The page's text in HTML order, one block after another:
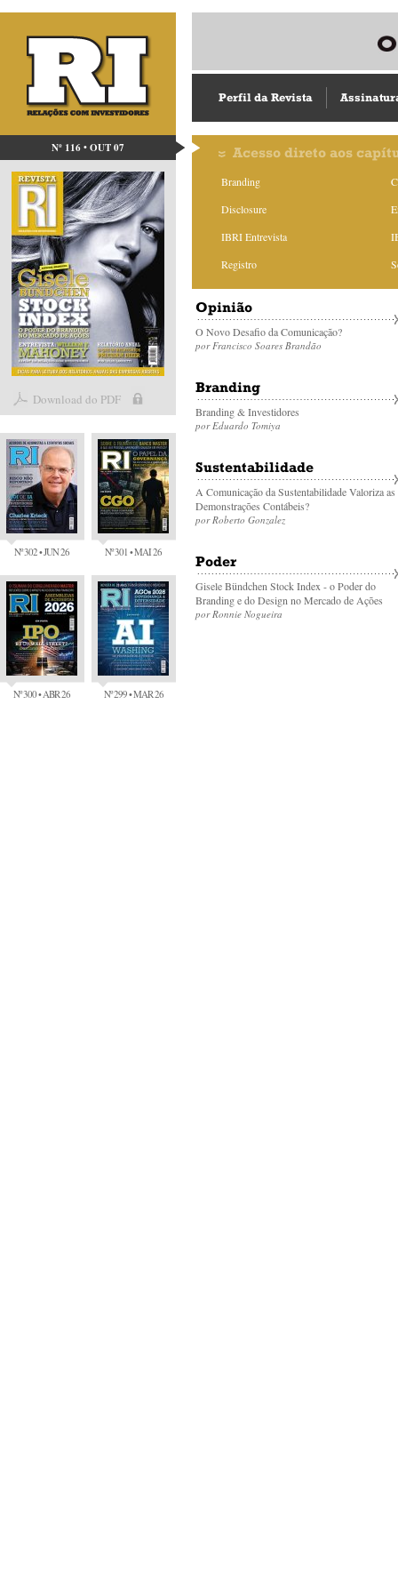
Nº 116 • OUT 07
Download do PDF
Nº 302 • JUN 26 Nº 301 • MAI 26
Nº 300 • ABR 26 Nº 299 • MAR 26
Perfil da Revista
Acesso direto aos
Branding
Disclosure
IBRI Entrevista
Registro
Opinião
O Novo Desafio da Comunicação?
por Francisco Soares Brandão
Branding
Branding & Investidores
por Eduardo Tomiya
Sustentabilidade
A Comunicação da Sustentabilidade Valoriza as
Demonstrações Contábeis?
por Roberto Gonzalez
Poder
Gisele Bündchen Stock Index - o Poder do
Branding e do Design no Mercado de Ações
por Ronnie Nogueira